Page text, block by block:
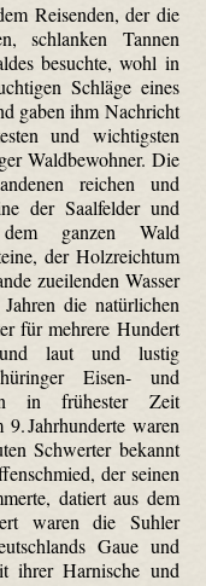
Reisenden, der die
schlanken Tannen
besuchte, wohl in
Schläge eines
gaben ihm Nachricht
und wichtigsten
Waldbewohner. Die
reichen und
der Saalfelder und
ganzen Wald
der Holzreichtum
zueilenden Wasser
die natürlichen
für mehrere Hundert
und laut und lustig
Eisen- und
in frühester Zeit
Jahrhunderte waren
Schwerter bekannt
der seinen
datiert aus dem
waren die Suhler
Gaue und
ihrer Harnische und